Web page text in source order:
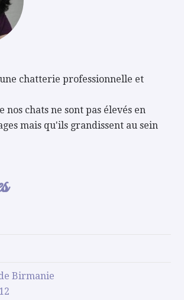
chatterie professionnelle et
nos chats ne sont pas élevés en
mais qu'ils grandissent au sein
Birmanie